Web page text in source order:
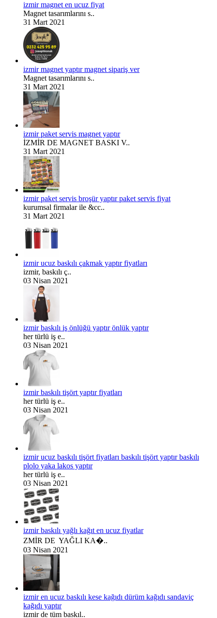
izmir magnet en ucuz fiyat
Magnet tasarımlarını s..
31 Mart 2021
izmir magnet yaptır magnet sipariş ver
Magnet tasarımlarını s..
31 Mart 2021
izmir paket servis magnet yaptır
İZMİR DE MAGNET BASKI V..
31 Mart 2021
izmir paket servis broşür yaptır paket servis fiyat
kurumsal firmalar ile &cc..
31 Mart 2021
izmir ucuz baskılı çakmak yaptır fiyatları
izmir, baskılı ç..
03 Nisan 2021
izmir baskılı iş önlüğü yaptır önlük yaptır
her türlü iş e..
03 Nisan 2021
izmir baskılı tişört yaptır fiyatları
her türlü iş e..
03 Nisan 2021
izmir ucuz baskılı tişört fiyatları baskılı tişört yaptır baskılı
plolo yaka lakos yaptır
her türlü iş e..
03 Nisan 2021
izmir baskılı yağlı kağıt en ucuz fiyatlar
ZMİR DE YAĞLI KA�..
03 Nisan 2021
izmir en ucuz baskılı kese kağıdı dürüm kağıdı sandaviç
kağıdı yaptır
izmir de tüm baskıl..